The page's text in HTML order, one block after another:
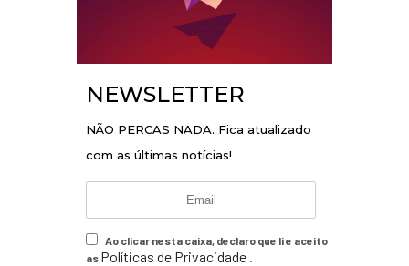
NEWSLETTER
NÃO PERCAS NADA. Fica atualizado
com as últimas notícias!
Ao clicar nesta caixa, declaro que li e aceito
as Políticas de Privacidade